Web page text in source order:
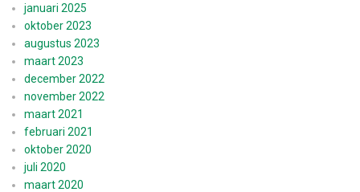
januari 2025
oktober 2023
augustus 2023
maart 2023
december 2022
november 2022
maart 2021
februari 2021
oktober 2020
juli 2020
maart 2020